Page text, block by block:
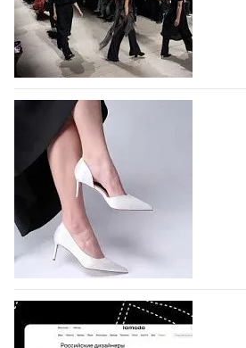
На участие в Московской
подано 1047 заявок
На участие в седьмой
которая пройдет в российской
по 1 октября, уже подано 1047
половину из них (494) прислали
коллекции которых не были
07.08.2026 576
BALLINA представит свои
Shoes